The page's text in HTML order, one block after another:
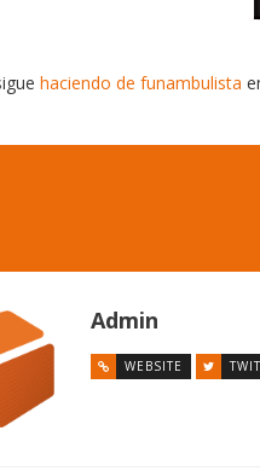
haciendo de funambulista
Admin
WEBSITE